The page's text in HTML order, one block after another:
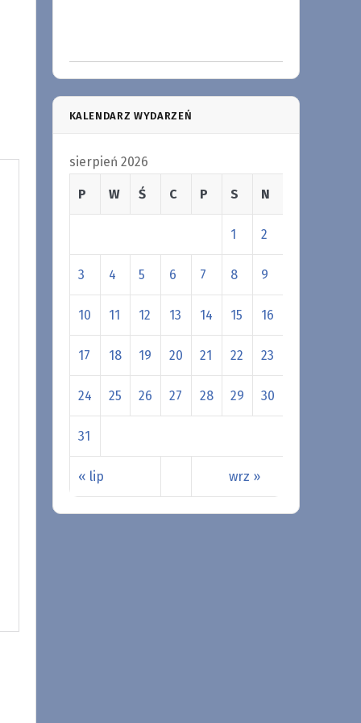
KALENDARZ WYDARZEŃ
sierpień 2026
P W Ś C P S N
« lip wrz »
1 2
3 4 5 6 7 8 9
10 11 12 13 14 15 16
17 18 19 20 21 22 23
24 25 26 27 28 29 30
31